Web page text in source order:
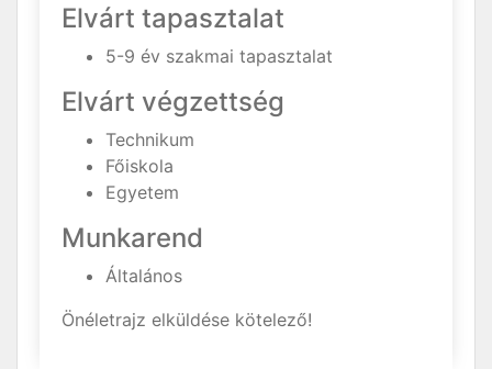
Elvárt tapasztalat
5-9 év szakmai tapasztalat
Elvárt végzettség
Technikum
Főiskola
Egyetem
Munkarend
Általános
Önéletrajz elküldése kötelező!